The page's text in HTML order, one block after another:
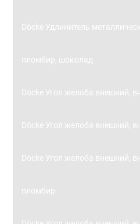
Döcke Удлинитель
пломбир, шоколад
Döcke Угол желоба внешний,
Döcke Угол желоба внешний,
Döcke Угол желоба внешний,
пломбир